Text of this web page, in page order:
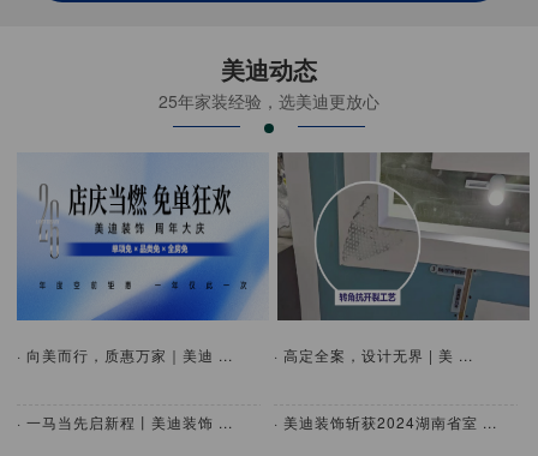
美迪动态
25年家装经验，选美迪更放心
· 向美而行，质惠万家｜美迪 ...
· 一马当先启新程丨美迪装饰 ...
· 高定全案，设计无界 | 美 ...
· 美迪装饰斩获2024湖南省室 ...